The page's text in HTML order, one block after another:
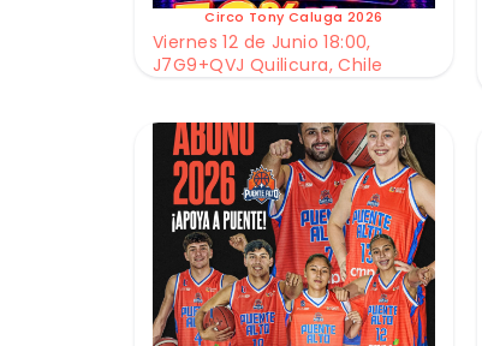
Circo Tony Caluga 2026
Viernes 12 de Junio 18:00,
J7G9+QVJ Quilicura, Chile